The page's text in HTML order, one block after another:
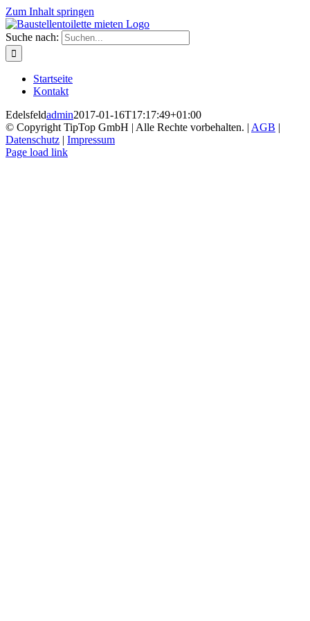
Zum Inhalt springen
Suche nach:
Startseite
Kontakt
Edelsfeldadmin2017-01-16T17:17:49+01:00
© Copyright TipTop GmbH | Alle Rechte vorbehalten. | AGB |
Datenschutz | Impressum
Page load link